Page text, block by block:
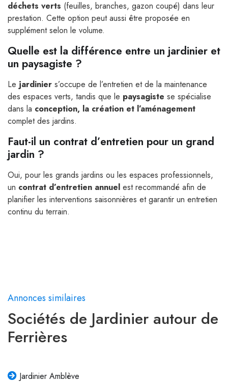
déchets verts (feuilles, branches, gazon coupé) dans leur
prestation. Cette option peut aussi être proposée en
supplément selon le volume.
Quelle est la différence entre un jardinier et
un paysagiste ?
Le jardinier s’occupe de l’entretien et de la maintenance
des espaces verts, tandis que le paysagiste se spécialise
dans la conception, la création et l’aménagement
complet des jardins.
Faut-il un contrat d’entretien pour un grand
jardin ?
Oui, pour les grands jardins ou les espaces professionnels,
un contrat d’entretien annuel est recommandé afin de
planifier les interventions saisonnières et garantir un entretien
continu du terrain.
Annonces similaires
Sociétés de Jardinier autour de
Ferrières
Jardinier Amblève